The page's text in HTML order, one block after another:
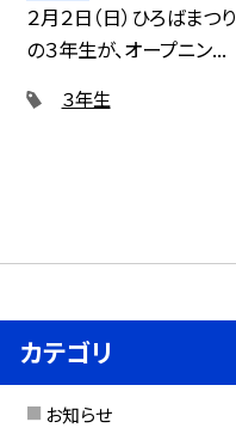
２月２日（日）ひろばまつ
の３年生が、オープニン...
３年生
カテゴリ
お知らせ